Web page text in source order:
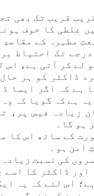
قریب تک بھی
غلطی کا خوف
مطہرہ کے
تک احتیاط
لے کر آتی ہے، اس
ڈاکٹر کو ہر
ہے کہ اگر ایسا
ہے کہ گویا کہ
زیادہ فیس پر،
ہو گا۔
کے ساتھ اس کا
امن ہو۔
کی نسبت
ڈاکٹر کا اسے
اس لئے کہ یہ